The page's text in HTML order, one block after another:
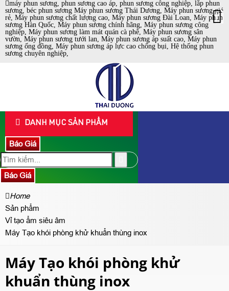
máy phun sương, phun sương cao áp, phun sương công nghiệp, lắp phun
sương, béc phun sương Máy phun sương Thái Dương, Máy phun sương giá
rẻ, Máy phun sương chất lượng cao, Máy phun sương Đài Loan, Máy phun
sương Hàn Quốc, Máy phun sương chính hãng, Máy phun sương công
nghiệp, Máy phun sương làm mát quán cà phê, Máy phun sương sân
vườn, Máy phun sương tưới lan, Máy phun sương áp suất cao, Máy phun
sương ống đồng, Máy phun sương áp lực cao chống bụi, Hệ thống phun
sương chuyên nghiệp,
DANH MỤC SẢN PHẨM
Báo Giá
Báo Giá
Home
Sản phẩm
Vỉ tạo ẩm siêu âm
Máy Tạo khói phòng khử khuẩn thùng inox
Máy Tạo khói phòng khử
khuẩn thùng inox